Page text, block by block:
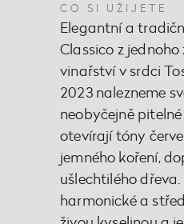
CO SI UŽIJETE
Elegantní a
Classico z
vinařství v srdci
2023 nalezneme
neobyčejně
otevírají tóny
jemného koření,
ušlechtilého
harmonické a